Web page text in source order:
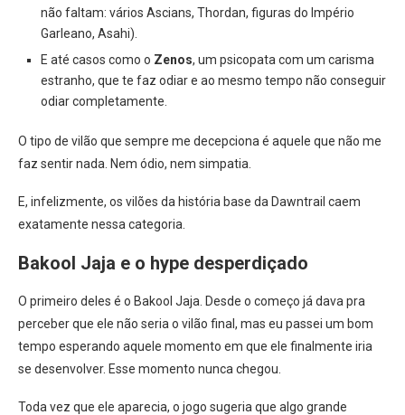
não faltam: vários Ascians, Thordan, figuras do Império
Garleano, Asahi).
E até casos como o Zenos, um psicopata com um carisma
estranho, que te faz odiar e ao mesmo tempo não conseguir
odiar completamente.
O tipo de vilão que sempre me decepciona é aquele que não me
faz sentir nada. Nem ódio, nem simpatia.
E, infelizmente, os vilões da história base da Dawntrail caem
exatamente nessa categoria.
Bakool Jaja e o hype desperdiçado
O primeiro deles é o Bakool Jaja. Desde o começo já dava pra
perceber que ele não seria o vilão final, mas eu passei um bom
tempo esperando aquele momento em que ele finalmente iria
se desenvolver. Esse momento nunca chegou.
Toda vez que ele aparecia, o jogo sugeria que algo grande